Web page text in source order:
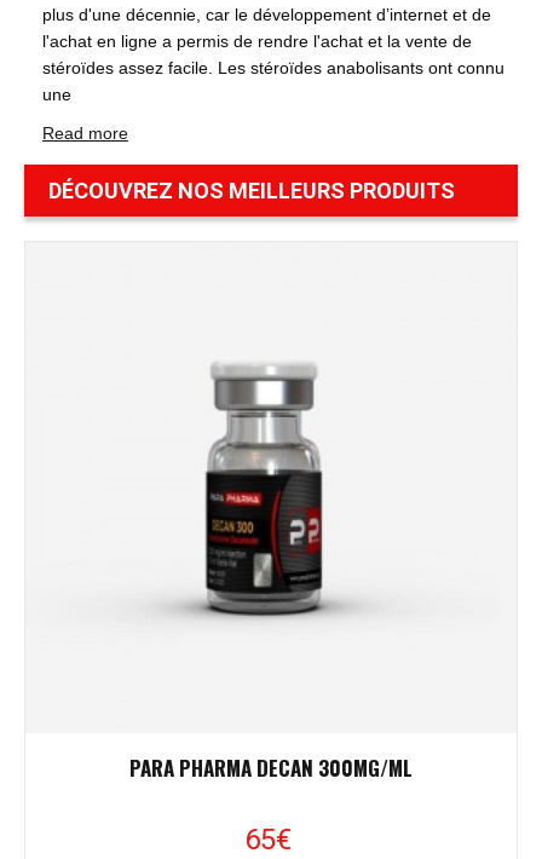
plus d'une décennie, car le développement d’internet et de
l'achat en ligne a permis de rendre l'achat et la vente de
stéroïdes assez facile. Les stéroïdes anabolisants ont connu
une
Read more
DÉCOUVREZ NOS MEILLEURS PRODUITS
PARA PHARMA DECAN 300MG/ML
65€